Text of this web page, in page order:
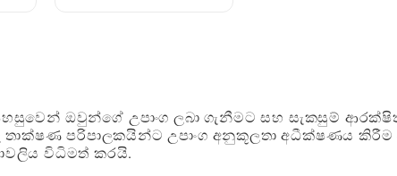
ඔවුන්ගේ උපාංග ලබා ගැනීමට සහ සැකසුම්
පරිපාලකයින්ට උපාංග අනුකූලතා අධීක්ෂණය කිරීම
විධිමත් කරයි.